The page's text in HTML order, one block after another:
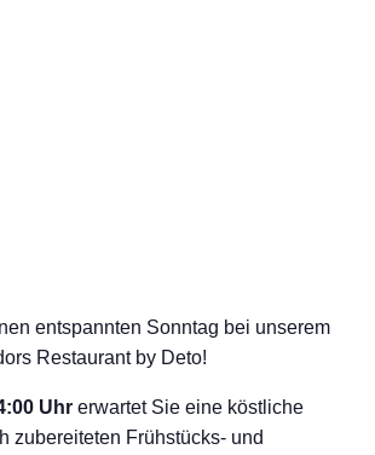
entspannten Sonntag bei unserem
Restaurant by Deto!
Uhr erwartet Sie eine köstliche
zubereiteten Frühstücks- und